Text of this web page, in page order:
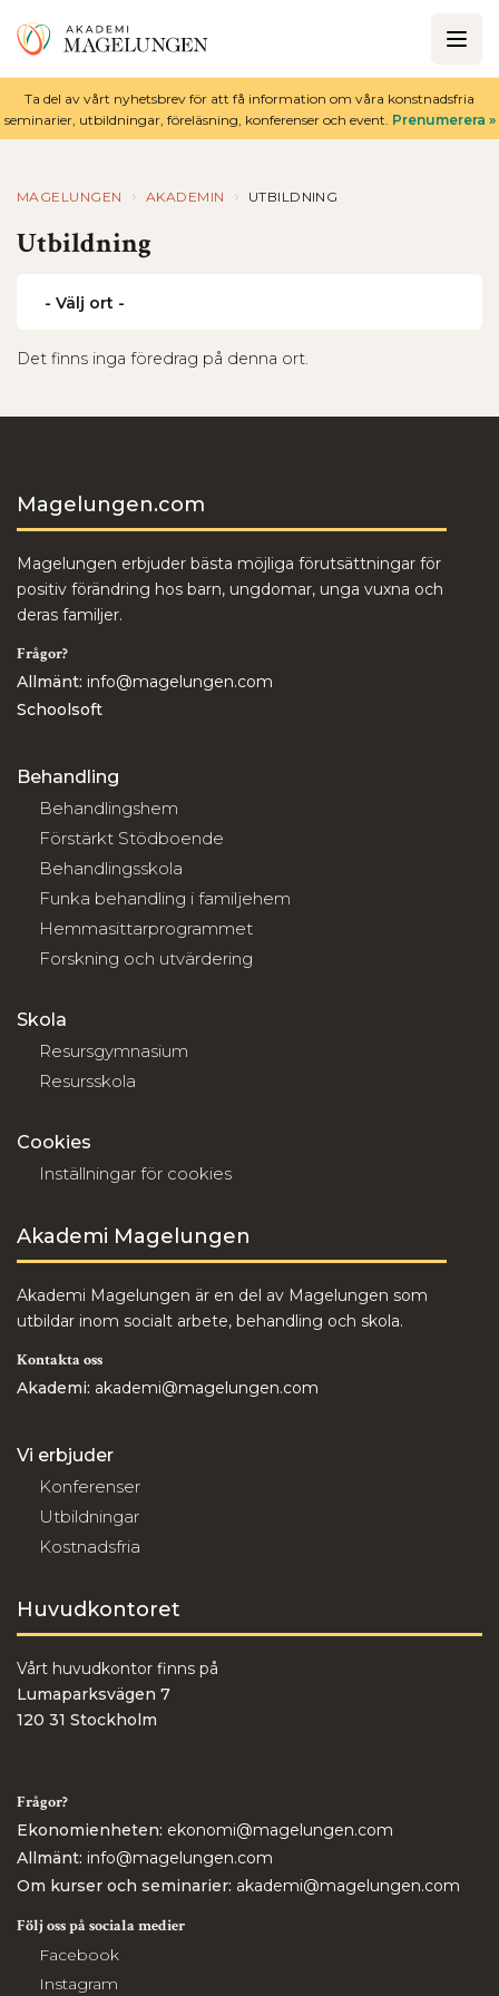
Ta del av vårt nyhetsbrev för att få information om våra konstnadsfria
seminarier, utbildningar, föreläsning, konferenser och event. Prenumerera »
MAGELUNGEN › AKADEMIN › UTBILDNING
Utbildning
Det finns inga föredrag på denna ort.
Magelungen.com
Magelungen erbjuder bästa möjliga förutsättningar för
positiv förändring hos barn, ungdomar, unga vuxna och
deras familjer.
Frågor?
Allmänt: info@magelungen.com
Schoolsoft
Behandling
Behandlingshem
Förstärkt Stödboende
Behandlingsskola
Funka behandling i familjehem
Hemmasittarprogrammet
Forskning och utvärdering
Skola
Resursgymnasium
Resursskola
Cookies
Inställningar för cookies
Akademi Magelungen
Akademi Magelungen är en del av Magelungen som
utbildar inom socialt arbete, behandling och skola.
Kontakta oss
Akademi: akademi@magelungen.com
Vi erbjuder
Konferenser
Utbildningar
Kostnadsfria
Huvudkontoret
Vårt huvudkontor finns på
Lumaparksvägen 7
120 31 Stockholm
Frågor?
Ekonomienheten: ekonomi@magelungen.com
Allmänt: info@magelungen.com
Om kurser och seminarier: akademi@magelungen.com
Följ oss på sociala medier
Facebook
Instagram